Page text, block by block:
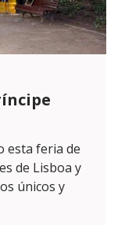
esta feria de
de Lisboa y
únicos y